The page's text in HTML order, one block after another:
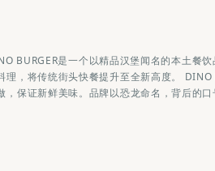
BURGER是⼀个以精品汉堡闻名的本⼟餐
理，将传统街头快餐提升⾄全新⾼度。
，保证新鲜美味。品牌以恐龙命名，背后的